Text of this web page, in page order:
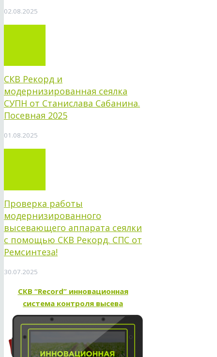
02.08.2025
СКВ Рекорд и
модернизированная сеялка
СУПН от Станислава Сабанина.
Посевная 2025
01.08.2025
Проверка работы
модернизированного
высевающего аппарата сеялки
с помощью СКВ Рекорд. СПС от
Ремсинтеза!
30.07.2025
СКВ “Record” инновационная
система контроля высева